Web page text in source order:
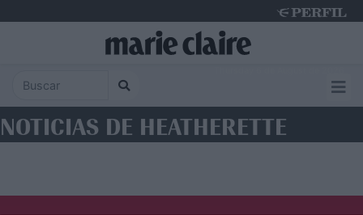
NOTICIAS DE HEATHERETTE